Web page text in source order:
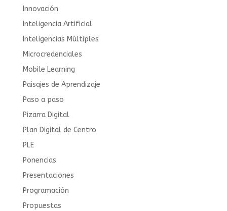
Innovación
Inteligencia Artificial
Inteligencias Múltiples
Microcredenciales
Mobile Learning
Paisajes de Aprendizaje
Paso a paso
Pizarra Digital
Plan Digital de Centro
PLE
Ponencias
Presentaciones
Programación
Propuestas